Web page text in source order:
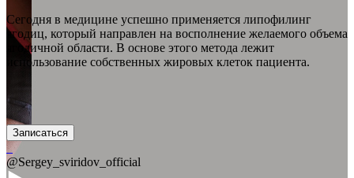
Сегодня в медицине успешно применяется липофилинг
ягодиц, который направлен на восполнение желаемого объема
ягодичной области. В основе этого метода лежит
использование собственных жировых клеток пациента.
Записаться
@Sergey_sviridov_official